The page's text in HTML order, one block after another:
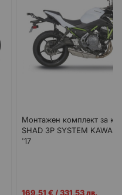
Монтажен комплект за
SHAD 3P SYSTEM
'17
Промо
169,51 € /331,53 лв.